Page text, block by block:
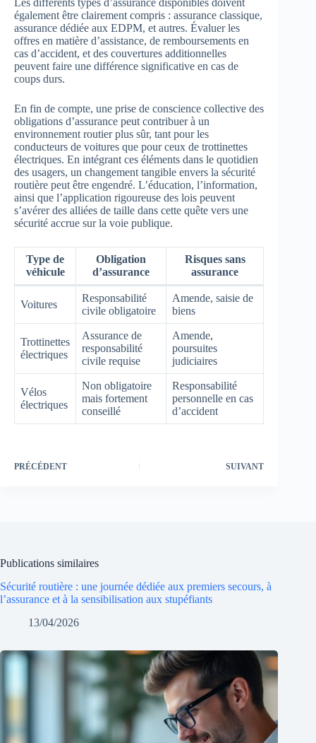
Les différents types d’assurance disponibles doivent
également être clairement compris : assurance classique,
assurance dédiée aux EDPM, et autres. Évaluer les
offres en matière d’assistance, de remboursements en
cas d’accident, et des couvertures additionnelles
peuvent faire une différence significative en cas de
coups durs.
En fin de compte, une prise de conscience collective des
obligations d’assurance peut contribuer à un
environnement routier plus sûr, tant pour les
conducteurs de voitures que pour ceux de trottinettes
électriques. En intégrant ces éléments dans le quotidien
des usagers, un changement tangible envers la sécurité
routière peut être engendré. L’éducation, l’information,
ainsi que l’application rigoureuse des lois peuvent
s’avérer des alliées de taille dans cette quête vers une
sécurité accrue sur la voie publique.
Type de
véhicule
Obligation
d’assurance
Risques sans
assurance
Voitures
Responsabilité
civile obligatoire
Amende, saisie de
biens
Trottinettes
électriques
Assurance de
responsabilité
civile requise
Amende,
poursuites
judiciaires
Vélos
électriques
Non obligatoire
mais fortement
conseillé
Responsabilité
personnelle en cas
d’accident
PRÉCÉDENT SUIVANT
Publications similaires
Sécurité routière : une journée dédiée aux premiers secours, à
l’assurance et à la sensibilisation aux stupéfiants
13/04/2026